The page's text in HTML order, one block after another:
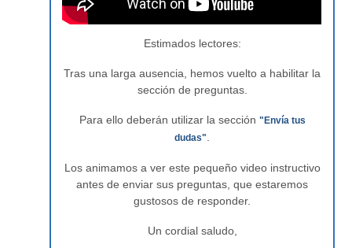
Estimados lectores:
Tras una larga ausencia, hemos vuelto a habilitar la
sección de preguntas.
Para ello deberán utilizar la sección "Envía tus
dudas"
Los animamos a ver este pequeño video instructivo
antes de enviar sus preguntas, que estaremos
gustosos de responder.
Un cordial saludo,